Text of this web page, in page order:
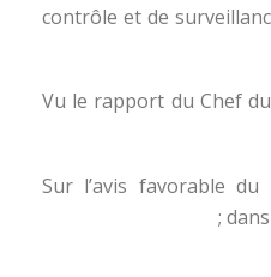
contrôle et de
Vu le rapport du Chef
Sur l’avis favorable du